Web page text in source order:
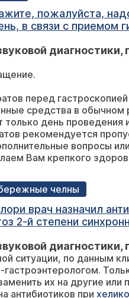
пожалуйста,
в связи с приемом
перед
средства в
день проведения
рекомендуется
вопросы
Вам крепкого
челны
болеть
синхронно
ситуации, по данным
их на другие
антибиотиков при